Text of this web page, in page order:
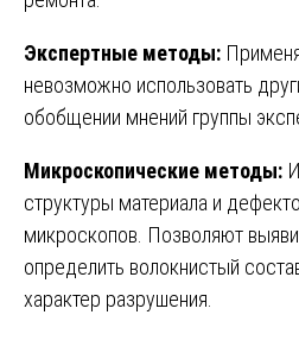
Экспертные методы:
невозможно использовать
обобщении мнений группы
Микроскопические методы:
структуры материала и
микроскопов. Позволяют
определить волокнистый
характер разрушения.